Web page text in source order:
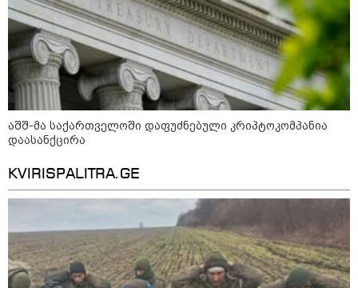
უძველესი სენი და ეპიდემია: აშშ-ში
ერთდროულად კეთრს და ნაწლავურ
ინფექციას ებრძვიან - რა უნდა ვიცოდეთ
და რამდენად სახიფათოა
21:17 / 08-08-2026
აშშ-მა საქართველოში
18:35 / 08-08-2026
"ბულგარეთის საჰაერო
სივრცეში დრონი აფეთქდა" -
ბულგარეთის პრემიერ-მინისტრი
აშშ-მა საქართველოში დაფუძნებული კრიპტოკომპანია
დაასანქცირა
KVIRISPALITRA.GE